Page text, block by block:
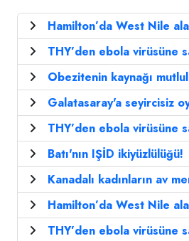
Hamilton’da West Nile
THY’den ebola virüsüne
Obezitenin kaynağı
Galatasaray'a seyircisiz
THY’den ebola virüsüne
Batı'nın IŞİD ikiyüzlülüğü!
Kanadalı kadınların av
Hamilton’da West Nile
THY’den ebola virüsüne